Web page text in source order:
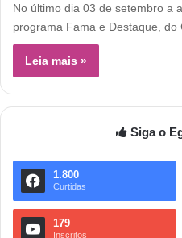
No último dia 03 de setembro a
programa Fama e Destaque, do
Leia mais »
Siga o
1.800
Curtidas
179
Inscritos